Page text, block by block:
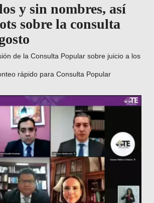
y sin nombres, así
sobre la consulta
de la Consulta Popular sobre juicio a los
rápido para Consulta Popular